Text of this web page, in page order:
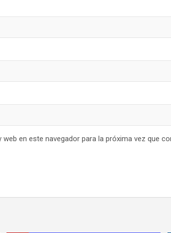
en este navegador para la próxima vez que